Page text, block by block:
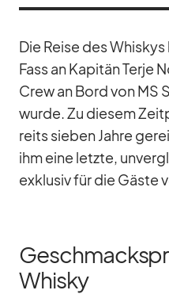
Die Reise des
Fass an Ka­pi­tän Terje
Crew an Bord von
wurde. Zu die­sem
reits sie­ben Jahre
ihm eine letzte,
ex­klu­siv für die Gäste
Whisky